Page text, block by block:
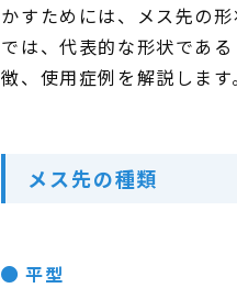
かすためには、メス先の
では、代表的な形状であ
徴、使用症例を解説します。
メス先の種類
平型